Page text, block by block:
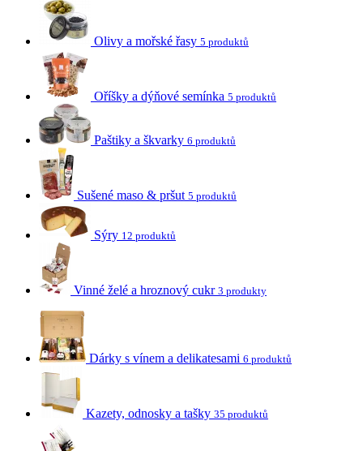
Olivy a mořské řasy 5 produktů
Oříšky a dýňové semínka 5 produktů
Paštiky a škvarky 6 produktů
Sušené maso & pršut 5 produktů
Sýry 12 produktů
Vinné želé a hroznový cukr 3 produkty
Dárky s vínem a delikatesami 6 produktů
Kazety, odnosky a tašky 35 produktů